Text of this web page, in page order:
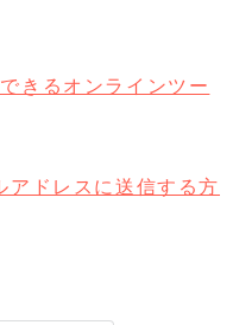
きるオンラインツー
アドレスに送信する方